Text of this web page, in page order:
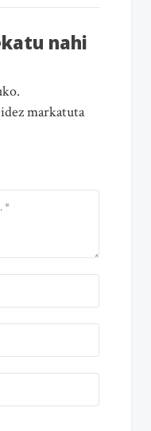
nahi
markatuta